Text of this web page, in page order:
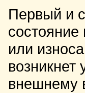
Первый и
или
внешнему